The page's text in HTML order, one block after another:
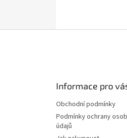
Informace pro
Obchodní podmínky
Podmínky ochrany
údajů